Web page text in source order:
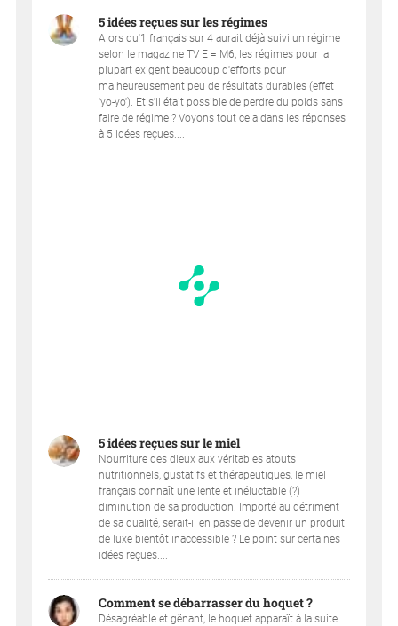
5 idées reçues sur les régimes
Alors qu'1 français sur 4 aurait déjà suivi un régime
selon le magazine TV E = M6, les régimes pour la
plupart exigent beaucoup d'efforts pour
malheureusement peu de résultats durables (effet
'yo-yo'). Et s'il était possible de perdre du poids sans
faire de régime ? Voyons tout cela dans les réponses
à 5 idées reçues....
5 idées reçues sur le miel
Nourriture des dieux aux véritables atouts
nutritionnels, gustatifs et thérapeutiques, le miel
français connaît une lente et inéluctable (?)
diminution de sa production. Importé au détriment
de sa qualité, serait-il en passe de devenir un produit
de luxe bientôt inaccessible ? Le point sur certaines
idées reçues....
Comment se débarrasser du hoquet ?
Désagréable et gênant, le hoquet apparaît à la suite